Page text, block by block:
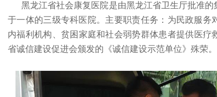
黑龙江省社会康复医院是由黑龙江省卫生厅批准
于一体的三级专科医院。主要职责任务：为民政服务
内福利机构、贫困家庭和社会弱势群体患者提供医疗
省诚信建设促进会颁发的《诚信建设示范单位》殊荣。